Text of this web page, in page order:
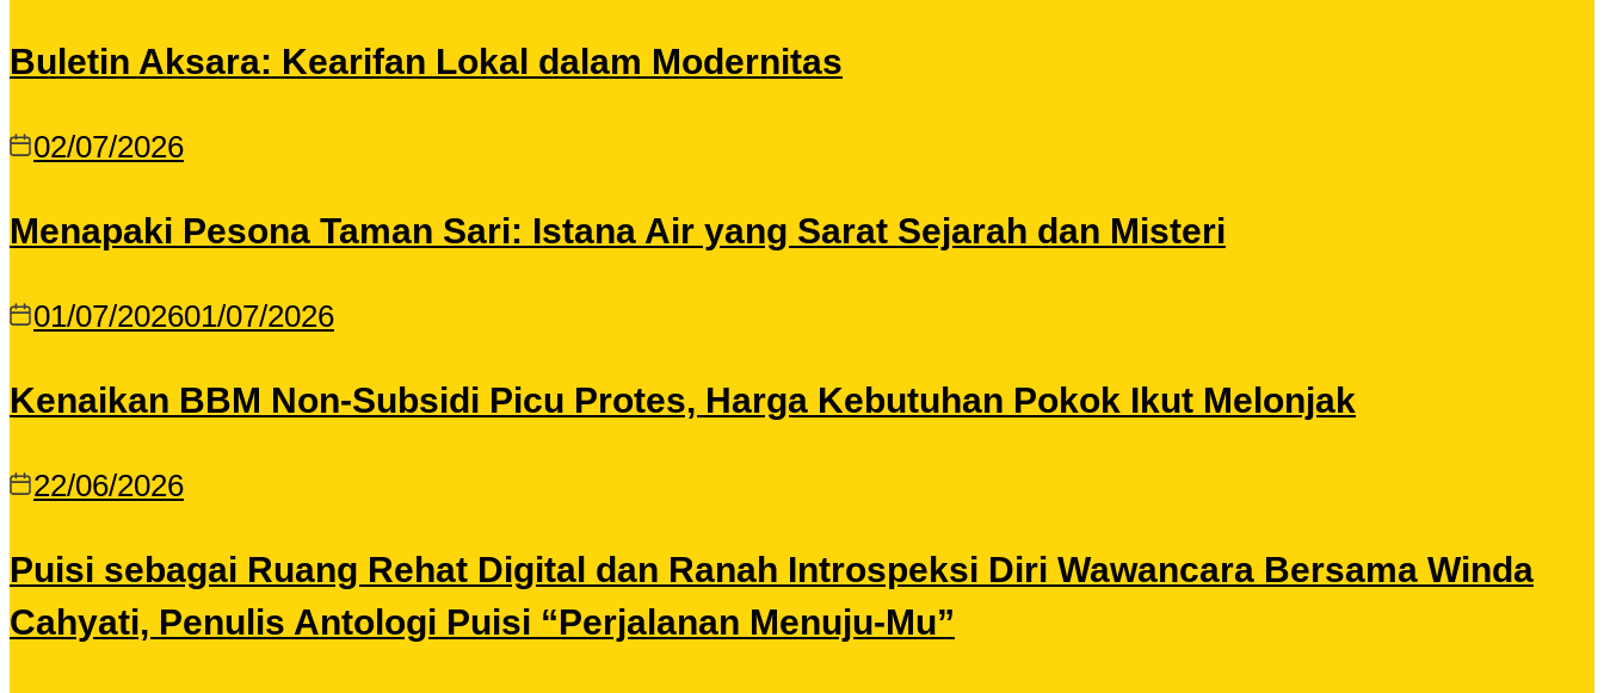
Buletin Aksara: Kearifan Lokal dalam Modernitas
02/07/2026
Menapaki Pesona Taman Sari: Istana Air yang Sarat Sejarah dan Misteri
01/07/202601/07/2026
Kenaikan BBM Non-Subsidi Picu Protes, Harga Kebutuhan Pokok Ikut Melonjak
22/06/2026
Puisi sebagai Ruang Rehat Digital dan Ranah Introspeksi Diri Wawancara Bersama Winda
Cahyati, Penulis Antologi Puisi “Perjalanan Menuju-Mu”